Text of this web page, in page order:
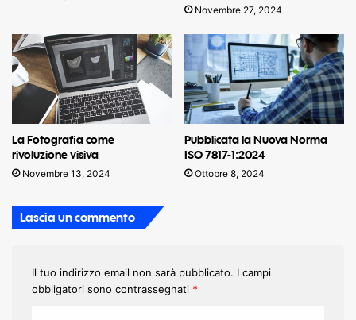
Novembre 27, 2024
La Fotografia come
rivoluzione visiva
Novembre 13, 2024
Pubblicata la Nuova Norma
ISO 7817-1:2024
Ottobre 8, 2024
Lascia un commento
Il tuo indirizzo email non sarà pubblicato. I campi
obbligatori sono contrassegnati *